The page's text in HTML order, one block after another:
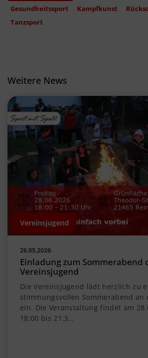
Gesundheitssport
Kampfkunst
Tanzsport
Weitere News
Vereinsjugend
26.05.2026
Einladung zum Sommerabend
Vereinsjugend
Die Vereinsjugend lädt herzlich zu
stimmungsvollen Sommerabend an
ein. Die Veranstaltung findet am
18:00 bis 21:3…